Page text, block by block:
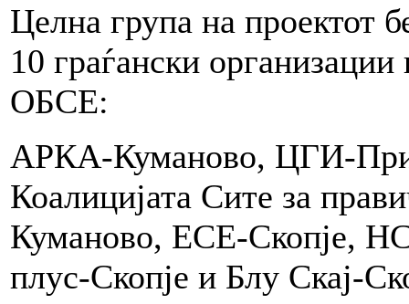
Целна група на проектот
10 граѓански
ОБСЕ:
АРКА-Куманово, ЦГИ-
Коалицијата Сите за
Куманово, ЕСЕ-Скопје,
плус-Скопје и Блу Скај-